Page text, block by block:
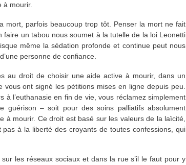
à mourir.
mort, parfois beaucoup trop tôt. Penser la mort ne fait
un tabou nous soumet à la tutelle de la loi Leonetti
même la sédation profonde et continue peut nous
personne de confiance.
au droit de choisir une aide active à mourir, dans un
ont signé les pétitions mises en ligne depuis peu.
l’euthanasie en fin de vie, vous réclamez simplement
guérison – soit pour des soins palliatifs absolument
à mourir. Ce droit est basé sur les valeurs de la laïcité,
à la liberté des croyants de toutes confessions, qui
les réseaux sociaux et dans la rue s’il le faut pour y